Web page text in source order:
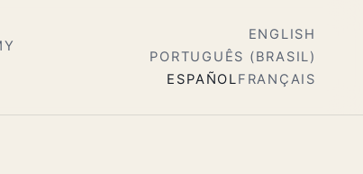
ENGLISH
PORTUGUÊS (BRASIL)
ESPAÑOLFRANÇAIS